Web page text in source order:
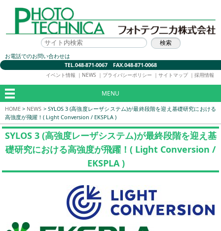
お電話でのお問い合わせは
TEL.048-871-0067 FAX.048-871-0068
イベント情報 ｜ NEWS ｜ プライバシーポリシー ｜ サイトマップ ｜ 採用情報
MENU
HOME > NEWS > SYLOS 3 (高強度レーザシステム)が最終段階を迎え基礎研究における
高強度が飛躍！( Light Conversion / EKSPLA )
SYLOS 3 (高強度レーザシステム)が最終段階を迎え基
礎研究における高強度が飛躍！( Light Conversion /
EKSPLA )